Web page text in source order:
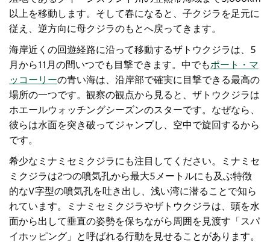
以上を移動します。そして春になると、子クジラを足元に
従え、逆方向に母クジラのもとへ戻ってきます。
海岸近くの回遊経路に沿って移動するザトウクジラは、5
月から11月の間いつでも目撃できます。中でもポート・マ
ッコーリーの青い海は 、沿岸部で確実に目撃できる最高の
場所の一つです。観察の観点から見ると、ザトウクジラは
ホエールウォッチングシーズンのスターです。なぜなら、
彼らは水面を突き破ってジャンプし、空中で旋回するから
です。
希少なミナミセミクジラにも注目してください。ミナミセ
ミクジラは2つの噴気孔から最大5メートルにも及ぶ特徴
的なV字型の噴気孔を吐き出し、浅い湾に潜ることで知ら
れています。ミナミセミクジラやザトウクジラは、頭を水
面から出して垂直の姿勢を保ちながら周囲を見渡す「スパ
イホッピング」と呼ばれる行動を見せることがあります。